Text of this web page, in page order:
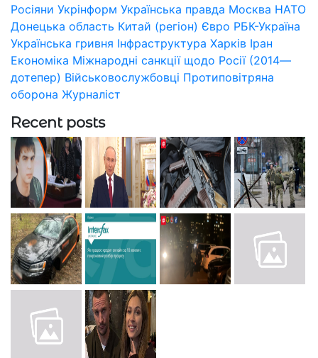
Росіяни Укрінформ Українська правда Москва НАТО
Донецька область Китай (регіон) Євро РБК-Україна
Українська гривня Інфраструктура Харків Іран
Економіка Міжнародні санкції щодо Росії (2014—
дотепер) Військовослужбовці Протиповітряна
оборона Журналіст
Recent posts